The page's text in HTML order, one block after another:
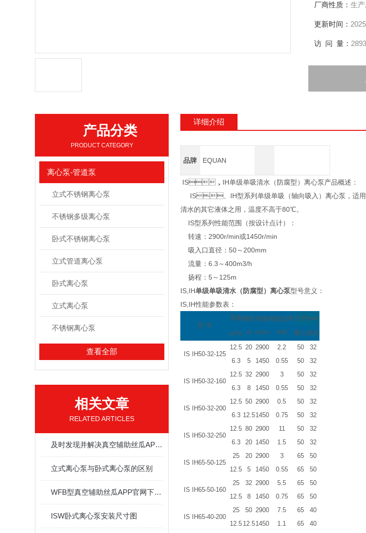
厂商性质： 生
更新时间：
访 问 量： 2893
产品分类
PRODUCT CATEGORY
离心泵-管道泵
立式不锈钢离心泵
不锈钢多级离心泵
卧式不锈钢离心泵
立式管道离心泵
卧式离心泵
立式离心泵
不锈钢离心泵
查看全部
相关文章
RELATED ARTICLES
及时发现并解决真空辅助丝瓜APP官网下载地址安卓版故障才能区别在高效状态下运行
立式离心泵与卧式离心泵的区别
WFB型真空辅助丝瓜APP官网下载地址安卓版安装操作示意图
ISW卧式离心泵安装尺寸图
详细介绍
品牌 EQUAN
IS，IH单级单吸清水（防腐型）离心泵产品概述：
IS、IH型系列单级单吸（轴向吸入）离心泵，适用于工
清水的其它液体之用，温度不高于80℃。
IS型系列性能范围（按设计点计）：
转速：2900r/min或1450r/min
吸入口直径：50～200mm
流量：6.3～400m3/h
扬程：5～125m
IS,IH单级单吸清水（防腐型）离心泵型号意义：
IS,IH性能参数表：
型 号
流量
mз/h
扬程
m
转速
r/min
电机功率
KW
口径mm
吸入排出
IS IH50-32-125
12.5 20 2900 2.2 50
32
6.3
5 1450 0.55 50 32
IS IH50-32-160
12.5 32 2900 3 50
32
6.3
8 1450 0.55 50 32
IS IH50-32-200
12.5 50 2900 0.5 50
32
6.3 12.51450 0.75 50 32
IS IH50-32-250
12.5 80 2900 11 50
32
6.3
20 1450 1.5 50 32
IS IH65-50-125
25 20 2900 3 65
50
12.5
5 1450 0.55 65 50
IS IH65-50-160
25 32 2900 5.5 65
50
12.5
8 1450 0.75 65 50
IS IH65-40-200
25 50 2900 7.5 65
40
12.5 12.51450 1.1 65 40